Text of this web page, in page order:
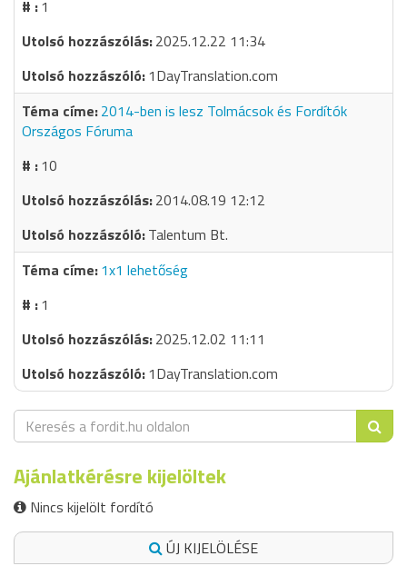
1
2025.12.22 11:34
1DayTranslation.com
2014-ben is lesz Tolmácsok és Fordítók
Országos Fóruma
10
2014.08.19 12:12
Talentum Bt.
1x1 lehetőség
1
2025.12.02 11:11
1DayTranslation.com
Ajánlatkérésre kijelöltek
Nincs kijelölt fordító
ÚJ KIJELÖLÉSE